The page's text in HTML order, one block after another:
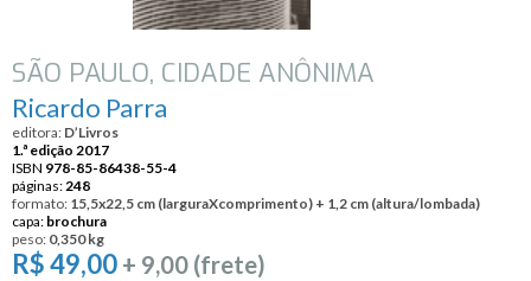
SÃO PAULO, CIDADE ANÔNIMA
Ricardo Parra
editora: D’Livros
1.ª edição 2017
ISBN 978-85-86438-55-4
páginas:248
formato: 15,5x22,5 cm (larguraXcomprimento) + 1,2 cm (altura/lombada)
capa: brochura
peso: 0,350 kg
R$ 49,00 + 9,00 (frete)